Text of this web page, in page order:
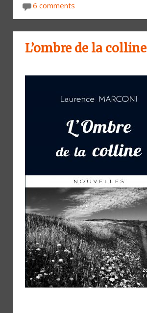
6 comments
L’ombre de la colline